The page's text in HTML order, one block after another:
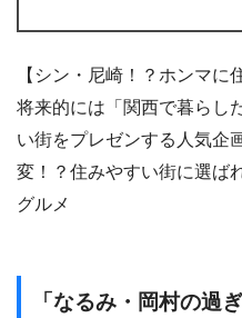
【シン・尼崎！？ホンマに
将来的には「関西で暮らし
い街をプレゼンする人気企
変！？住みやすい街に選ば
グルメ
「なるみ・岡村の過